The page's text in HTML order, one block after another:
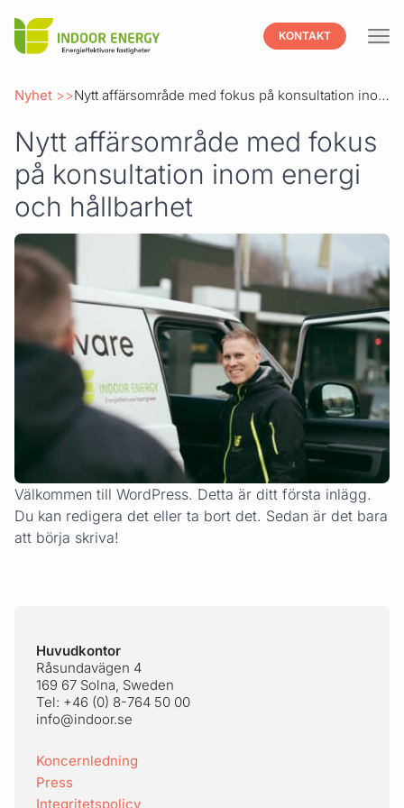
Indoor KONTAKT
Nyhet Nytt affärsområde med fokus på konsultation inom energi och hållbarhet
Nytt affärsområde med fokus
på konsultation inom energi
och hållbarhet
Välkommen till WordPress. Detta är ditt första inlägg.
Du kan redigera det eller ta bort det. Sedan är det bara
att börja skriva!
Huvudkontor
Råsundavägen 4
169 67 Solna, Sweden
Tel: +46 (0) 8-764 50 00
info@indoor.se
Koncernledning
Press
Integritetspolicy